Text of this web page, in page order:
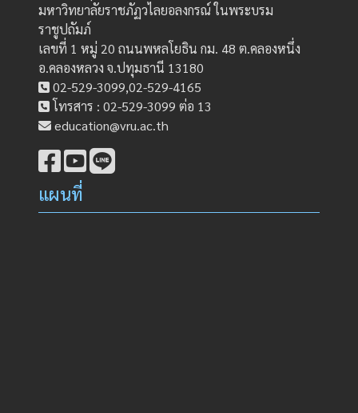
มหาวิทยาลัยราชภัฏวไลยอลงกรณ์ ในพระบรม
ราชูปถัมภ์
เลขที่ 1 หมู่ 20 ถนนพหลโยธิน กม. 48 ต.คลองหนึ่ง
อ.คลองหลวง จ.ปทุมธานี 13180
02-529-3099,02-529-4165
โทรสาร : 02-529-3099 ต่อ 13
education@vru.ac.th
แผนที่